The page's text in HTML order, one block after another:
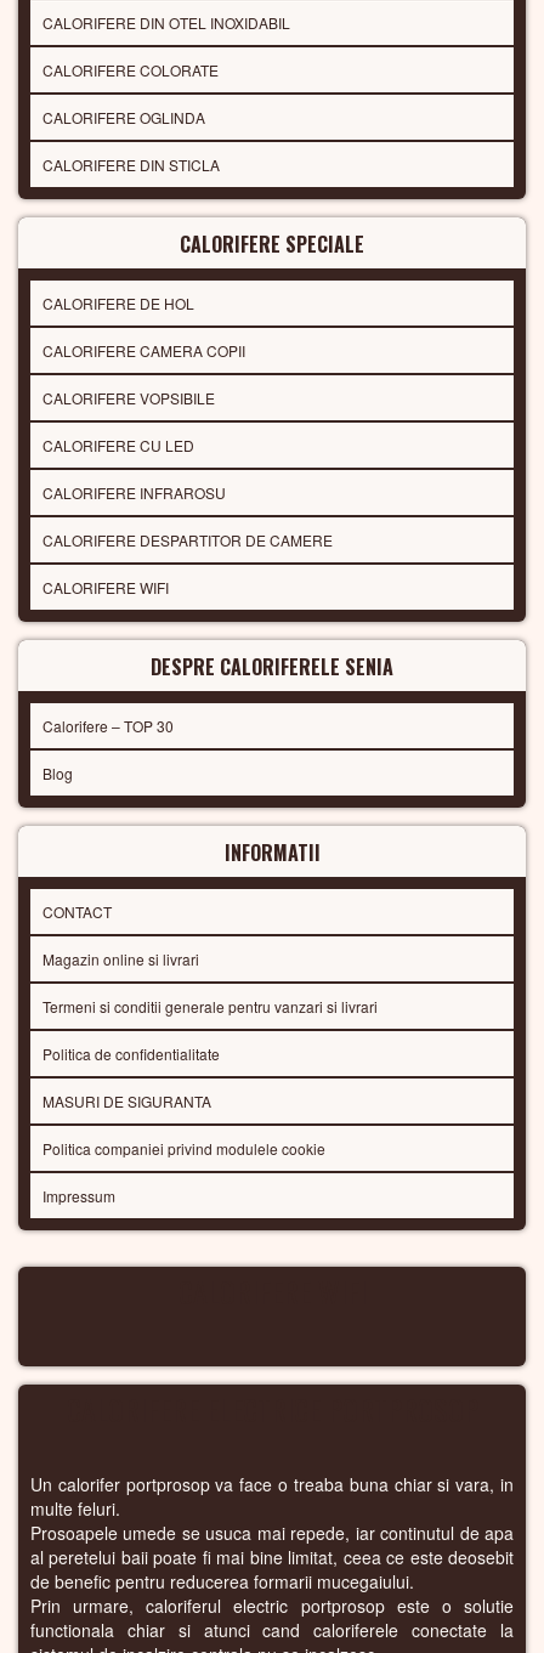
CALORIFERE DIN OTEL INOXIDABIL
CALORIFERE COLORATE
CALORIFERE OGLINDA
CALORIFERE DIN STICLA
CALORIFERE SPECIALE
CALORIFERE DE HOL
CALORIFERE CAMERA COPII
CALORIFERE VOPSIBILE
CALORIFERE CU LED
CALORIFERE INFRAROSU
CALORIFERE DESPARTITOR DE CAMERE
CALORIFERE WIFI
DESPRE CALORIFERELE SENIA
Calorifere – TOP 30
Blog
INFORMATII
CONTACT
Magazin online si livrari
Termeni si conditii generale pentru vanzari si livrari
Politica de confidentialitate
MASURI DE SIGURANTA
Politica companiei privind modulele cookie
Impressum
Un calorifer portprosop va face o treaba buna chiar si vara, in
multe feluri.
Prosoapele umede se usuca mai repede, iar continutul de apa
al peretelui baii poate fi mai bine limitat, ceea ce este deosebit
de benefic pentru reducerea formarii mucegaiului.
Prin urmare, caloriferul electric portprosop este o solutie
functionala chiar si atunci cand caloriferele conectate la